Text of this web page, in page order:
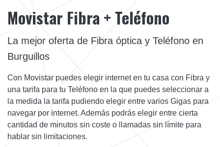
Movistar Fibra + Teléfono
La mejor oferta de Fibra óptica y Teléfono en
Burguillos
Con Movistar puedes elegir internet en tu casa con Fibra y
una tarifa para tu Teléfono en la que puedes seleccionar a
la medida la tarifa pudiendo elegir entre varios Gigas para
navegar por internet. Además podrás elegir entre cierta
cantidad de minutos sin coste o llamadas sin límite para
hablar sin limitaciones.